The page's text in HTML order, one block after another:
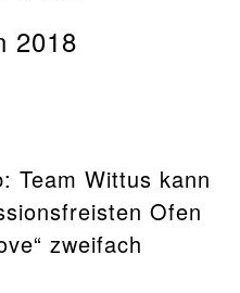
2018
Team Wittus kann
Ofen
zweifach